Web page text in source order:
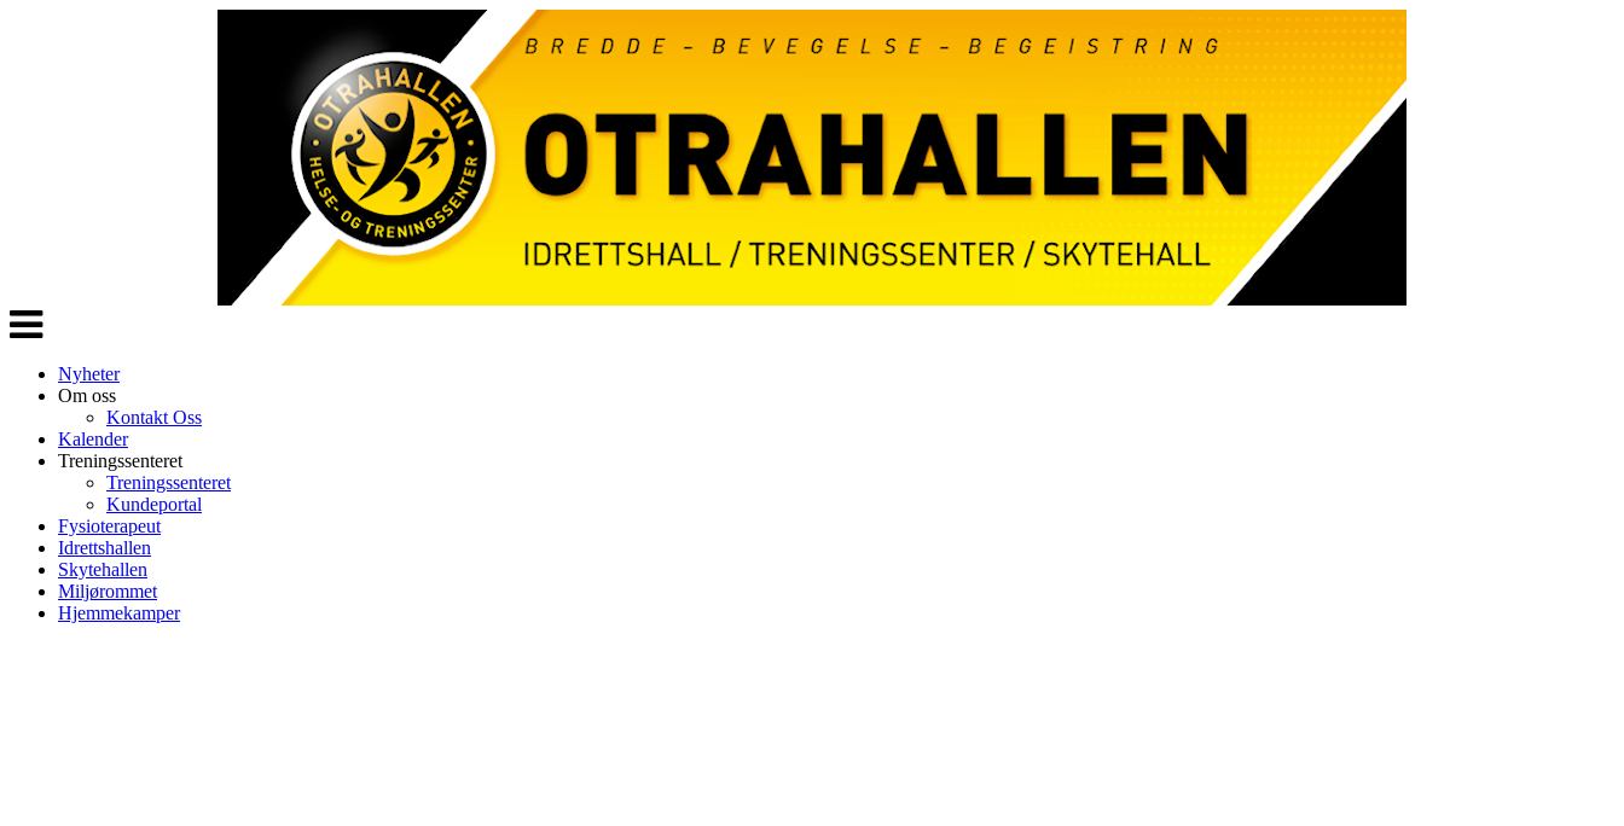
Veksle
navigasjon
Nyheter
Om oss
Kontakt Oss
Kalender
Treningssenteret
Treningssenteret
Kundeportal
Fysioterapeut
Idrettshallen
Skytehallen
Miljørommet
Hjemmekamper